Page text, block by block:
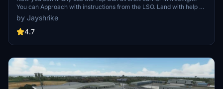
You can Approach with instructions from the LSO. Land with help of
the arresting cables. And Take Off with the onboard catapults. Try
flying in challenging weather or even at night!
by Jayshrike
4.7